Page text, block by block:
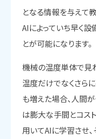
となる情報を与えて
AIによっていち早く
とが可能になります。
機械の温度単体で見
温度だけでなくさら
も増えた場合、人間
は膨大な手間とコス
用いてAIに学習させ